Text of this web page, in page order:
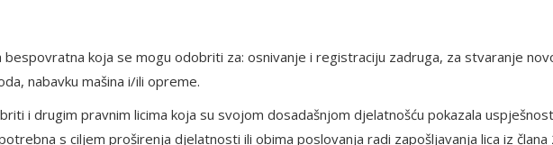
bespovratna koja se mogu odobriti za: osnivanje i registraciju zadruga, za stvaranje
nabavku mašina i/ili opreme.
i drugim pravnim licima koja su svojom dosadašnjom djelatnošću pokazala
s ciljem proširenja djelatnosti ili obima poslovanja radi zapošljavanja lica iz člana